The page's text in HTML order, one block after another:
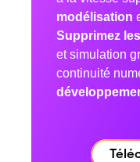
modélisation
Supprimez
et simulation
continuité